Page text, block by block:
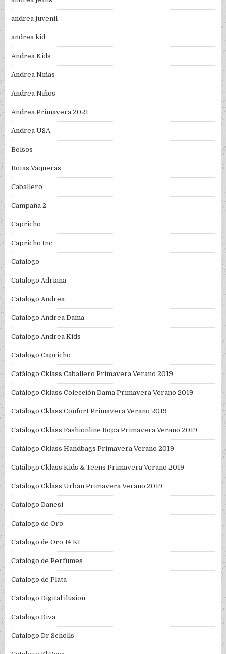
andrea juvenil
andrea kid
Andrea Kids
Andrea Niñas
Andrea Niños
Andrea Primavera 2021
Andrea USA
Bolsos
Botas Vaqueras
Caballero
Campaña 2
Capricho
Capricho Inc
Catalogo
Catalogo Adriana
Catalogo Andrea
Catalogo Andrea Dama
Catalogo Andrea Kids
Catalogo Capricho
Catálogo Cklass Caballero Primavera Verano 2019
Catálogo Cklass Colección Dama Primavera Verano 2019
Catálogo Cklass Confort Primavera Verano 2019
Catálogo Cklass Fashionline Ropa Primavera Verano 2019
Catálogo Cklass Handbags Primavera Verano 2019
Catálogo Cklass Kids & Teens Primavera Verano 2019
Catálogo Cklass Urban Primavera Verano 2019
Catalogo Danesi
Catalogo de Oro
Catalogo de Oro 14 Kt
Catalogo de Perfumes
Catalogo de Plata
Catalogo Digital ilusion
Catalogo Diva
Catalogo Dr Scholls